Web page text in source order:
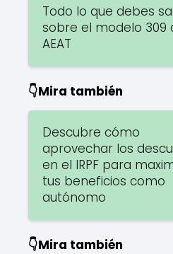
Todo lo que debes
sobre el modelo 309
AEAT
👇Mira también
Descubre cómo
aprovechar los
en el IRPF para
tus beneficios como
autónomo
👇Mira también